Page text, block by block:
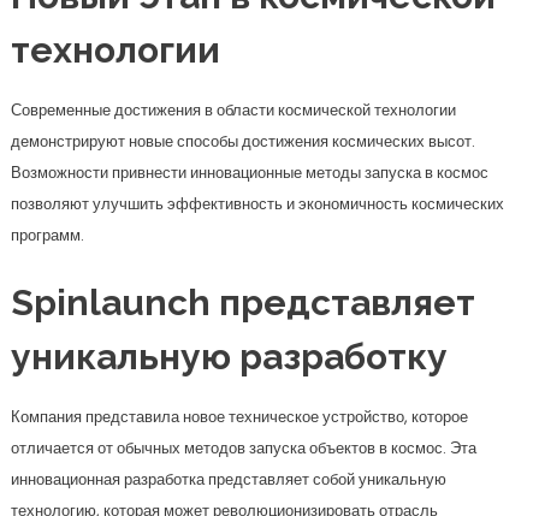
технологии
Современные достижения в области космической технологии
демонстрируют новые способы достижения космических высот.
Возможности привнести инновационные методы запуска в космос
позволяют улучшить эффективность и экономичность космических
программ.
Spinlaunch представляет
уникальную разработку
Компания представила новое техническое устройство, которое
отличается от обычных методов запуска объектов в космос. Эта
инновационная разработка представляет собой уникальную
технологию, которая может революционизировать отрасль